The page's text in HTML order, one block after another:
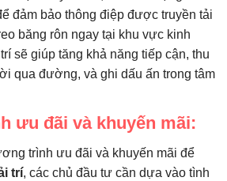
đảm bảo thông điệp được truyền tải
băng rôn ngay tại khu vực kinh
sẽ giúp tăng khả năng tiếp cận, thu
qua đường, và ghi dấu ấn trong tâm
ưu đãi và khuyến mãi:
trình ưu đãi và khuyến mãi để
trí, các chủ đầu tư cần dựa vào tình